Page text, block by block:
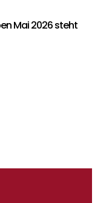
Mai 2026 steht